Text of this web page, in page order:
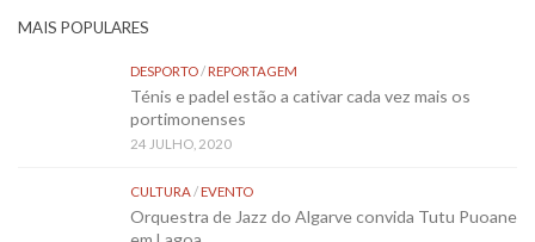
MAIS POPULARES
DESPORTO/REPORTAGEM
Ténis e padel estão a cativar cada vez mais os
portimonenses
24 JULHO, 2020
CULTURA/EVENTO
Orquestra de Jazz do Algarve convida Tutu Puoane